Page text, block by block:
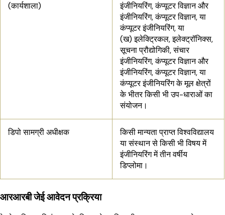
(कार्यशाला)
इंजीनियरिंग, कंप्यूटर विज्ञान और
इंजीनियरिंग, कंप्यूटर विज्ञान, या
कंप्यूटर इंजीनियरिंग, या
(ख) इलेक्ट्रिकल, इलेक्ट्रॉनिक्स,
सूचना प्रौद्योगिकी, संचार
इंजीनियरिंग, कंप्यूटर विज्ञान और
इंजीनियरिंग, कंप्यूटर विज्ञान, या
कंप्यूटर इंजीनियरिंग के मूल क्षेत्रों
के भीतर किसी भी उप-धाराओं का
संयोजन।
डिपो सामग्री अधीक्षक
किसी मान्यता प्राप्त विश्वविद्यालय
या संस्थान से किसी भी विषय में
इंजीनियरिंग में तीन वर्षीय
डिप्लोमा।
आरआरबी जेई आवेदन प्रक्रिया